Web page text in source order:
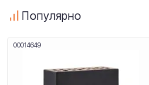
Популярно
00014649